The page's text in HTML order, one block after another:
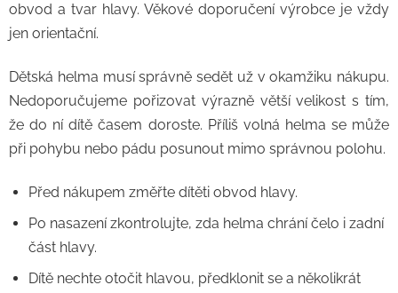
obvod a tvar hlavy. Věkové doporučení výrobce je vždy
jen orientační.
Dětská helma musí správně sedět už v okamžiku nákupu.
Nedoporučujeme pořizovat výrazně větší velikost s tím,
že do ní dítě časem doroste. Příliš volná helma se může
při pohybu nebo pádu posunout mimo správnou polohu.
Před nákupem změřte dítěti obvod hlavy.
Po nasazení zkontrolujte, zda helma chrání čelo i zadní
část hlavy.
Dítě nechte otočit hlavou, předklonit se a několikrát